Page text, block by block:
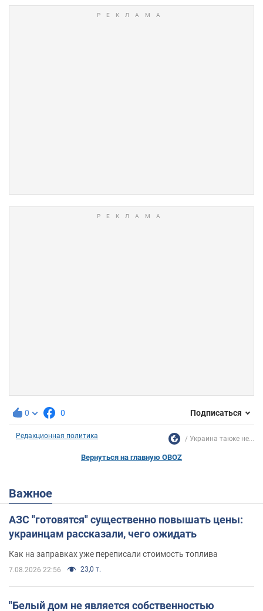
0 0 Подписаться
Редакционная политика Украина также не...
Вернуться на главную OBOZ
Важное
АЗС "готовятся" существенно повышать цены:
украинцам рассказали, чего ожидать
Как на заправках уже переписали стоимость топлива
7.08.2026 22:56 23,0 т.
"Белый дом не является собственностью